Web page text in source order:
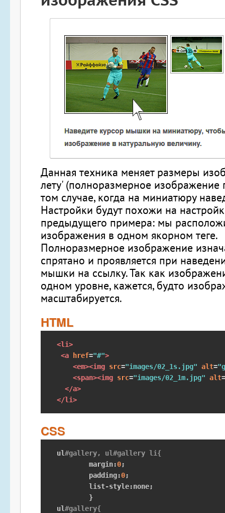
Данная техника меняет размеры
лету' (полноразмерное изображение
том случае, когда на миниатюру
Настройки будут похожи на
предыдущего примера: мы
изображения в одном якорном теге.
Полноразмерное изображение
спрятано и проявляется при
мышки на ссылку. Так как
одном уровне, кажется, будто
масштабируется.
HTML
<li>
<a
href="#">
<em><img src="images/02_1s.jpg" alt=
<span><img src="images/02_1m.jpg" alt=
</a>
</li>
CSS
ul#gallery, ul#gallery li{
	margin
:0;
	padding
:0;
	list
-style:none;
}
ul#gallery{